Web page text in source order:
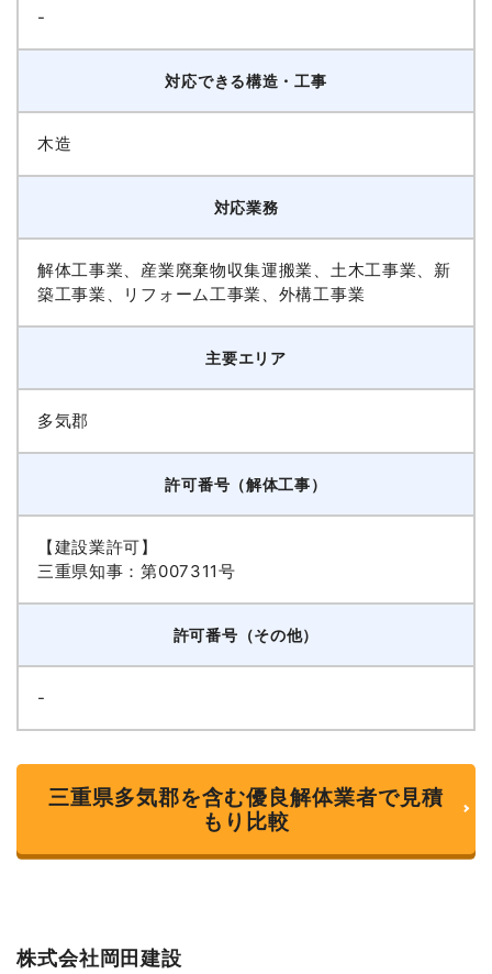
-
対応できる構造・工事
木造
対応業務
解体工事業、産業廃棄物収集運搬業、土木工事業、新
築工事業、リフォーム工事業、外構工事業
主要エリア
多気郡
許可番号（解体工事）
【建設業許可】
三重県知事：第007311号
許可番号（その他）
-
三重県多気郡を含む優良解体業者で見積
もり比較
株式会社岡田建設